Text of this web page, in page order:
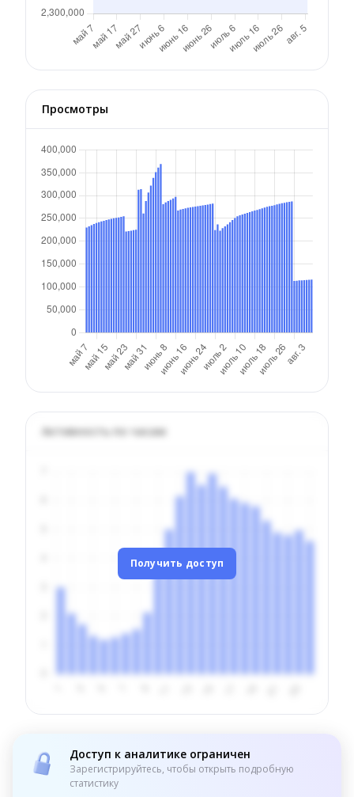
Просмотры
Активность по часам
Получить доступ
Доступ к аналитике ограничен
Зарегистрируйтесь, чтобы открыть подробную
статистику